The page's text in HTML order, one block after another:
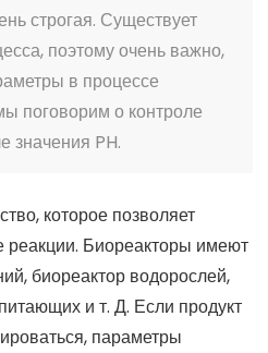
строгая. Существует
поэтому очень важно,
в процессе
поговорим о контроле
значения PH.
которое позволяет
реакции. Биореакторы имеют
биореактор водорослей,
и т. Д. Если продукт
параметры